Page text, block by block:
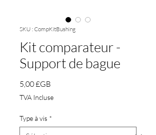
SKU : CompKitBushing
Kit comparateur -
Support de bague
5,00 £GBPrix
TVA Incluse
Type à vis *